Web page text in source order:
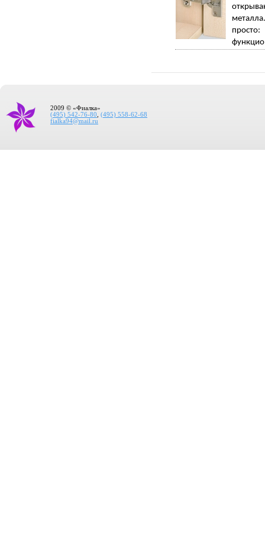
2009 © «Фиалка»
(495) 542-76-80
(495) 558-62-68
fialka94@mail.ru